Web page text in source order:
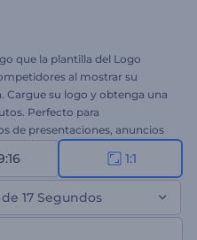
que la plantilla del Logo
al mostrar su
Cargue su logo y obtenga una
Perfecto para
de presentaciones, anuncios
ahora mismo!
1:1
17 Segundos